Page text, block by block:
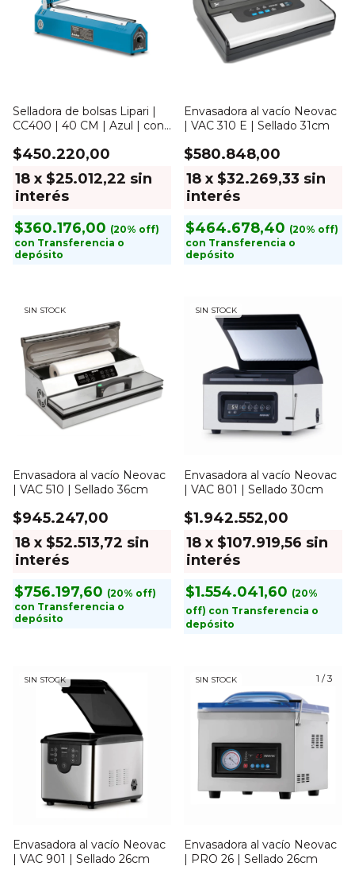
Selladora de bolsas Lipari |
CC400 | 40 CM | Azul | con
$450.220,00
18 x $25.012,22 sin
interés
$360.176,00
con Transferencia o
depósito
Envasadora al vacío Neovac
| VAC 310 E | Sellado 31cm
$580.848,00
18 x $32.269,33 sin
interés
$464.678,40
con Transferencia o
depósito
SIN STOCK
Envasadora al vacío Neovac
| VAC 510 | Sellado 36cm
$945.247,00
18 x $52.513,72 sin
interés
$756.197,60
con Transferencia o
depósito
SIN STOCK
Envasadora al vacío Neovac
| VAC 801 | Sellado 30cm
$1.942.552,00
18 x $107.919,56 sin
interés
$1.554.041,60
con Transferencia o
depósito
SIN STOCK
Envasadora al vacío Neovac
| VAC 901 | Sellado 26cm
1 /3
SIN STOCK
Envasadora al vacío Neovac
| PRO 26 | Sellado 26cm